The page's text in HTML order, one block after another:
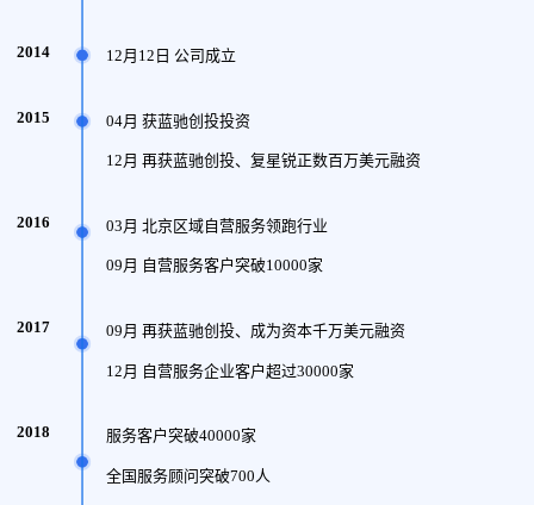
2014 12月12日 公司成立
2015 04月 获蓝驰创投投资
12月 再获蓝驰创投、复星锐正数百万美元融资
2016 03月 北京区域自营服务领跑行业
09月 自营服务客户突破10000家
2017 09月 再获蓝驰创投、成为资本千万美元融资
12月 自营服务企业客户超过30000家
2018 服务客户突破40000家
全国服务顾问突破700人